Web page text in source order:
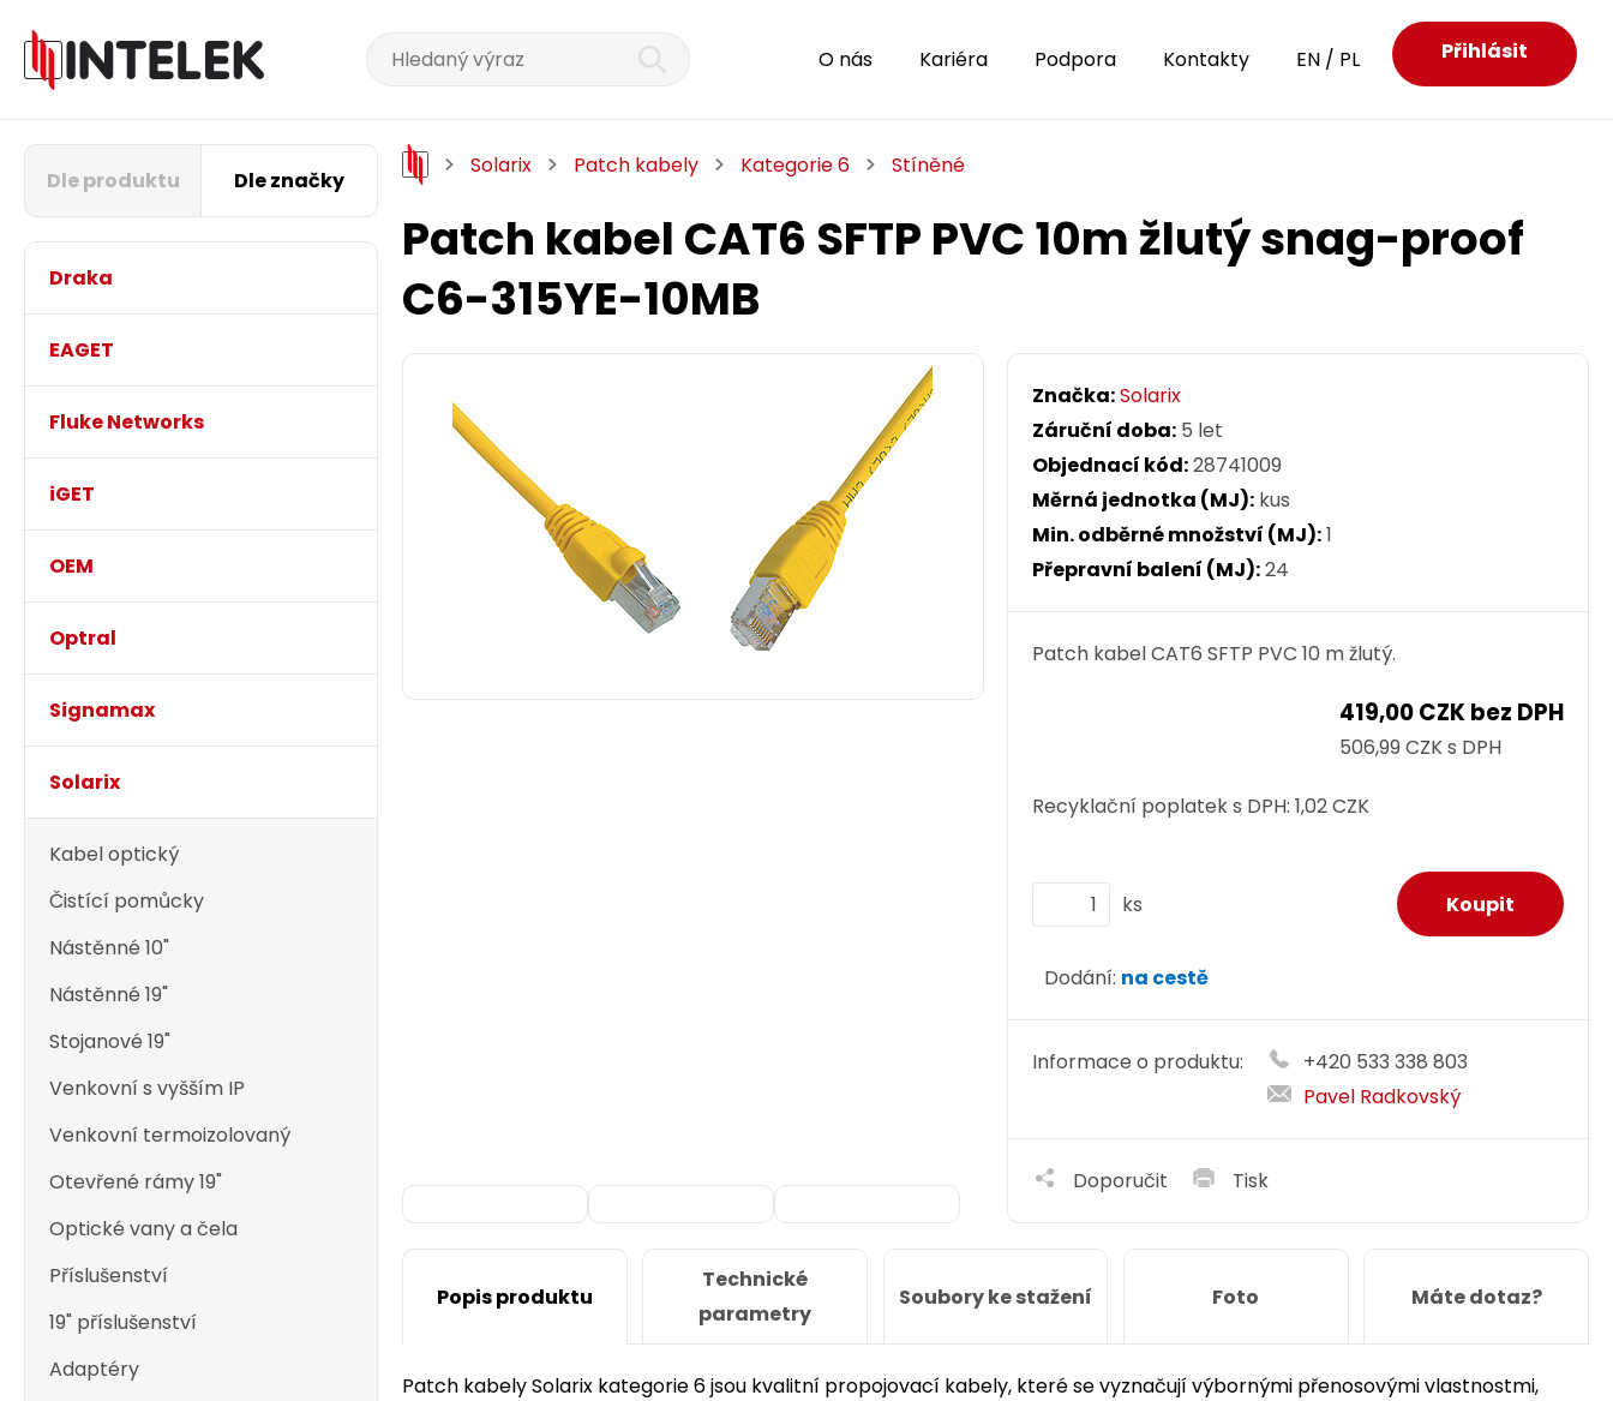
O nás Kariéra Podpora Kontakty EN / PL Přihlásit
Dle produktu Dle značky
Draka
EAGET
Fluke Networks
iGET
OEM
Optral
Signamax
Solarix
Kabel optický
Čistící pomůcky
Nástěnné 10"
Nástěnné 19"
Stojanové 19"
Venkovní s vyšším IP
Venkovní termoizolovaný
Otevřené rámy 19"
Optické vany a čela
Příslušenství
19" příslušenství
Adaptéry
Solarix Patch kabely Kategorie 6 Stíněné
Patch kabel CAT6 SFTP PVC 10m žlutý snag-proof
C6-315YE-10MB
Značka:Solarix
Záruční doba: 5 let
Objednací kód:28741009
Měrná jednotka (MJ): kus
Min. odběrné množství (MJ):1
Přepravní balení (MJ):24
Patch kabel CAT6 SFTP PVC 10 m žlutý.
419,00 CZK bez DPH
506,99 CZK s DPH
Recyklační poplatek s DPH: 1,02 CZK
ks
Dodání: na cestě
Informace o produktu:
+420 533 338 803
Pavel Radkovský
Doporučit Tisk
Popis produktu
Technické
parametry
Soubory ke stažení Foto Máte dotaz?
Patch kabely Solarix kategorie 6 jsou kvalitní propojovací kabely, které se vyznačují výbornými přenosovými vlastnostmi,